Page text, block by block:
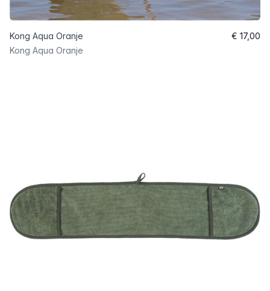
Kong Aqua Oranje
Kong Aqua Oranje
€ 17,00